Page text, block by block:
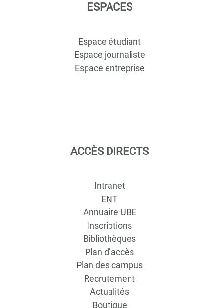
ESPACES
Espace étudiant
Espace journaliste
Espace entreprise
ACCÈS DIRECTS
Intranet
ENT
Annuaire UBE
Inscriptions
Bibliothèques
Plan d’accès
Plan des campus
Recrutement
Actualités
Boutique